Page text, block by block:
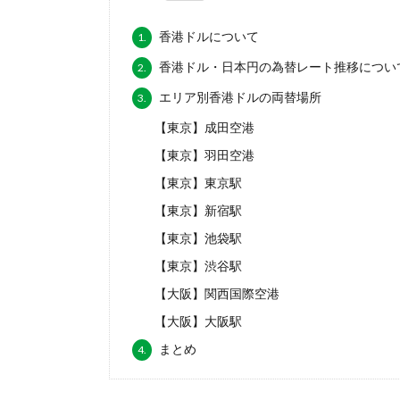
1. 香港ドルについて
2. 香港ドル・日本円の為替レート推移につい
3.
エリア別香港ドルの両替場所
【東京】成田空港
【東京】羽田空港
【東京】東京駅
【東京】新宿駅
【東京】池袋駅
【東京】渋谷駅
【大阪】関西国際空港
【大阪】大阪駅
4. まとめ